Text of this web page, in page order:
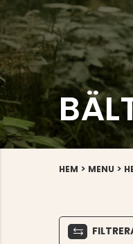
HEM > MENU >